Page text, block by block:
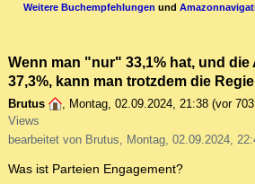
Weitere Buchempfehlungen und
Wenn man "nur" 33,1% hat, und die
37,3%, kann man trotzdem die
Brutus , Montag, 02.09.2024, 21:38 (vor
Views
bearbeitet von Brutus, Montag, 02.09.2024,
Was ist Parteien Engagement?